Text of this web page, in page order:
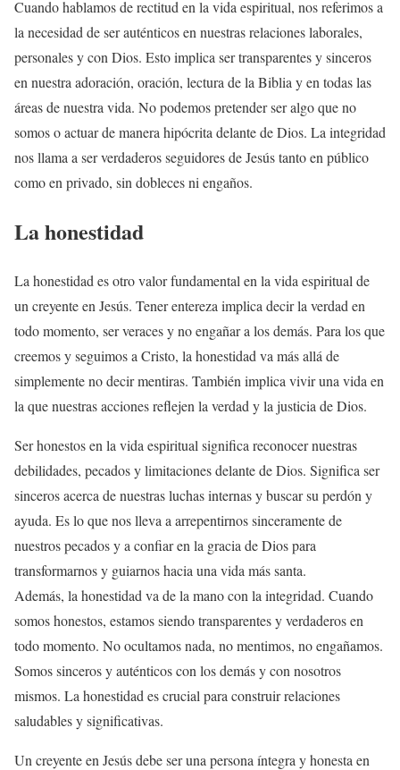
Cuando hablamos de rectitud en la vida espiritual, nos referimos a
la necesidad de ser auténticos en nuestras relaciones laborales,
personales y con Dios. Esto implica ser transparentes y sinceros
en nuestra adoración, oración, lectura de la Biblia y en todas las
áreas de nuestra vida. No podemos pretender ser algo que no
somos o actuar de manera hipócrita delante de Dios. La integridad
nos llama a ser verdaderos seguidores de Jesús tanto en público
como en privado, sin dobleces ni engaños.
La honestidad
La honestidad es otro valor fundamental en la vida espiritual de
un creyente en Jesús. Tener entereza implica decir la verdad en
todo momento, ser veraces y no engañar a los demás. Para los que
creemos y seguimos a Cristo, la honestidad va más allá de
simplemente no decir mentiras. También implica vivir una vida en
la que nuestras acciones reflejen la verdad y la justicia de Dios.
Ser honestos en la vida espiritual significa reconocer nuestras
debilidades, pecados y limitaciones delante de Dios. Significa ser
sinceros acerca de nuestras luchas internas y buscar su perdón y
ayuda. Es lo que nos lleva a arrepentirnos sinceramente de
nuestros pecados y a confiar en la gracia de Dios para
transformarnos y guiarnos hacia una vida más santa.
Además, la honestidad va de la mano con la integridad. Cuando
somos honestos, estamos siendo transparentes y verdaderos en
todo momento. No ocultamos nada, no mentimos, no engañamos.
Somos sinceros y auténticos con los demás y con nosotros
mismos. La honestidad es crucial para construir relaciones
saludables y significativas.
Un creyente en Jesús debe ser una persona íntegra y honesta en